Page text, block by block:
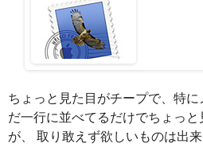
ちょっと見た目がチープで、特
だ一行に並べてるだけでちょっ
が、 取り敢えず欲しいものは出